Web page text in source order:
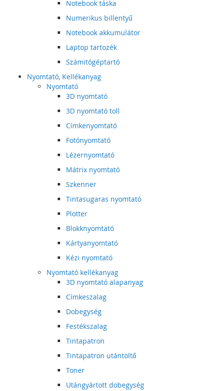
Notebook táska
Numerikus billentyű
Notebook akkumulátor
Laptop tartozék
Számitógéptartó
Nyomtató, Kellékanyag
Nyomtató
3D nyomtató
3D nyomtató toll
Címkenyomtató
Fotónyomtató
Lézernyomtató
Mátrix nyomtató
Szkenner
Tintasugaras nyomtató
Plotter
Blokknyomtató
Kártyanyomtató
Kézi nyomtató
Nyomtató kellékanyag
3D nyomtató alapanyag
Címkeszalag
Dobegység
Festékszalag
Tintapatron
Tintapatron utántöltő
Toner
Utángyártott dobegység